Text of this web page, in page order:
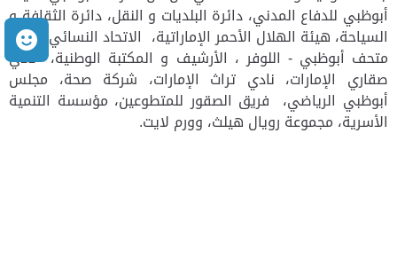
أبوظبي للدفاع المدني، دائرة البلديات و النقل، دائرة الثقافة و
السياحة، هيئة الهلال الأحمر الإماراتية، الاتحاد النسائي العام،
متحف أبوظبي - اللوفر ، الأرشيف و المكتبة الوطنية، نادي
صقاري الإمارات، نادي تراث الإمارات، شركة صحة، مجلس
أبوظبي الرياضي، فريق الصقور للمتطوعين، مؤسسة التنمية
الأسرية، مجموعة رويال هيلث، وورم لايت.